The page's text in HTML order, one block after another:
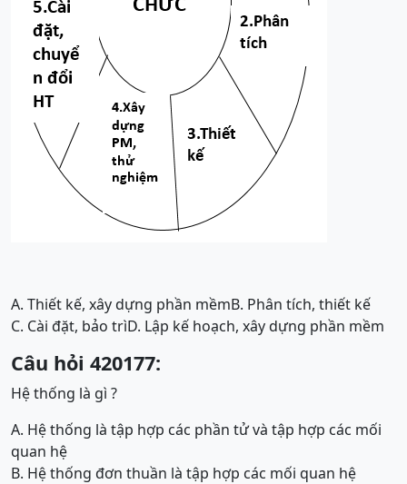
A. Thiết kế, xây dựng phần mềmB. Phân tích, thiết kế
C. Cài đặt, bảo trìD. Lập kế hoạch, xây dựng phần mềm
Câu hỏi 420177:
Hệ thống là gì ?
A. Hệ thống là tập hợp các phần tử và tập hợp các mối
quan hệ
B. Hệ thống đơn thuần là tập hợp các mối quan hệ